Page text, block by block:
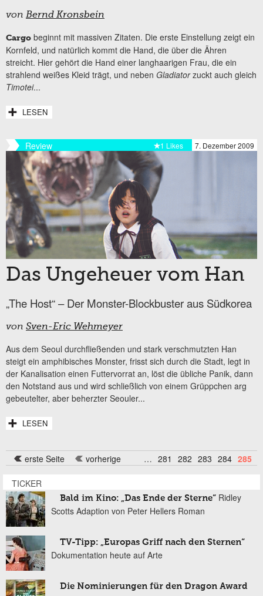
von Bernd Kronsbein
Cargo beginnt mit massiven Zitaten. Die erste Einstellung zeigt ein
Kornfeld, und natürlich kommt die Hand, die über die Ähren
streicht. Hier gehört die Hand einer langhaarigen Frau, die ein
strahlend weißes Kleid trägt, und neben Gladiatorzuckt auch gleich
Timotei...
LESEN
Review 7. Dezember 2009
1 Likes
Das Ungeheuer vom Han
„The Host“ – Der Monster-Blockbuster aus Südkorea
von Sven-Eric Wehmeyer
Aus dem Seoul durchfließenden und stark verschmutzten Han
steigt ein amphibisches Monster, frisst sich durch die Stadt, legt in
der Kanalisation einen Futtervorrat an, löst die übliche Panik, dann
den Notstand aus und wird schließlich von einem Grüppchen arg
gebeutelter, aber beherzter Seouler...
LESEN
Seiten
erste Seite vorherige … 281 282 283 284 285
TICKER
Bald im Kino: „Das Ende der Sterne“ Ridley
Scotts Adaption von Peter Hellers Roman
TV-Tipp: „Europas Griff nach den Sternen“
Dokumentation heute auf Arte
Die Nominierungen für den Dragon Award